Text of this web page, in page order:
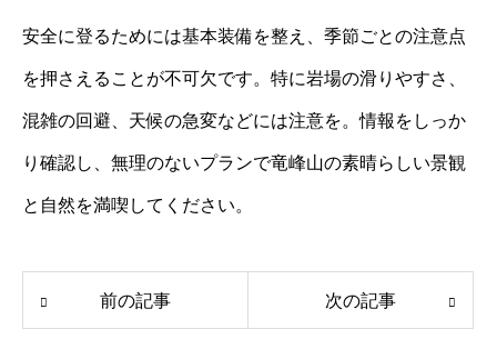
安全に登るためには基本装備を整え、季節ごとの注意点
を押さえることが不可欠です。特に岩場の滑りやすさ、
混雑の回避、天候の急変などには注意を。情報をしっか
り確認し、無理のないプランで竜峰山の素晴らしい景観
と自然を満喫してください。
前の記事 次の記事